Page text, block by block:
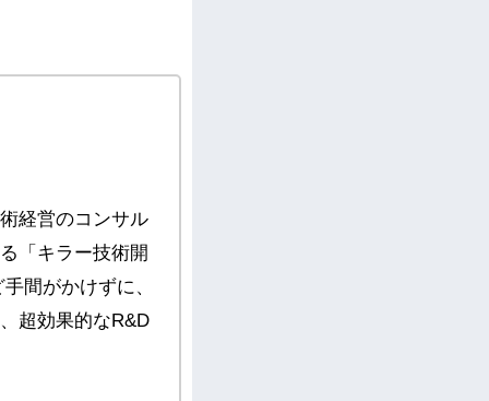
経営のコンサル
「キラー技術開
間がかけずに、
超効果的なR&D